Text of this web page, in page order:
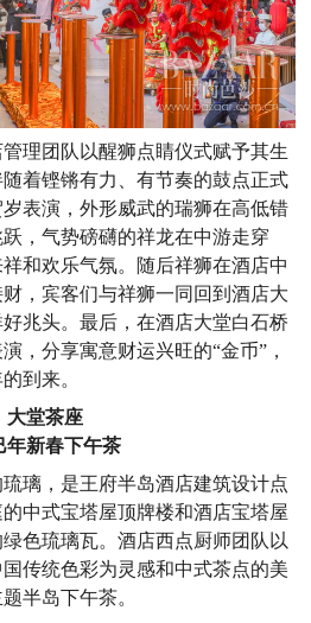
理团队以醒狮点睛仪式赋予其生
着铿锵有力、有节奏的鼓点正式
表演，外形威武的瑞狮在高低错
，气势磅礴的祥龙在中游走穿
和欢乐气氛。随后祥狮在酒店中
，宾客们与祥狮一同回到酒店大
兆头。最后，在酒店大堂白石桥
，分享寓意财运兴旺的“金币”，
到来。
大堂茶座
年新春下午茶
璃，是王府半岛酒店建筑设计点
中式宝塔屋顶牌楼和酒店宝塔屋
色琉璃瓦。酒店西点厨师团队以
传统色彩为灵感和中式茶点的美
半岛下午茶。